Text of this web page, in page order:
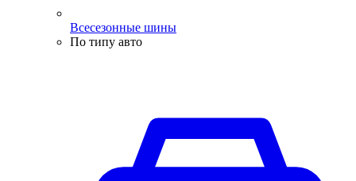
Всесезонные шины
По типу авто